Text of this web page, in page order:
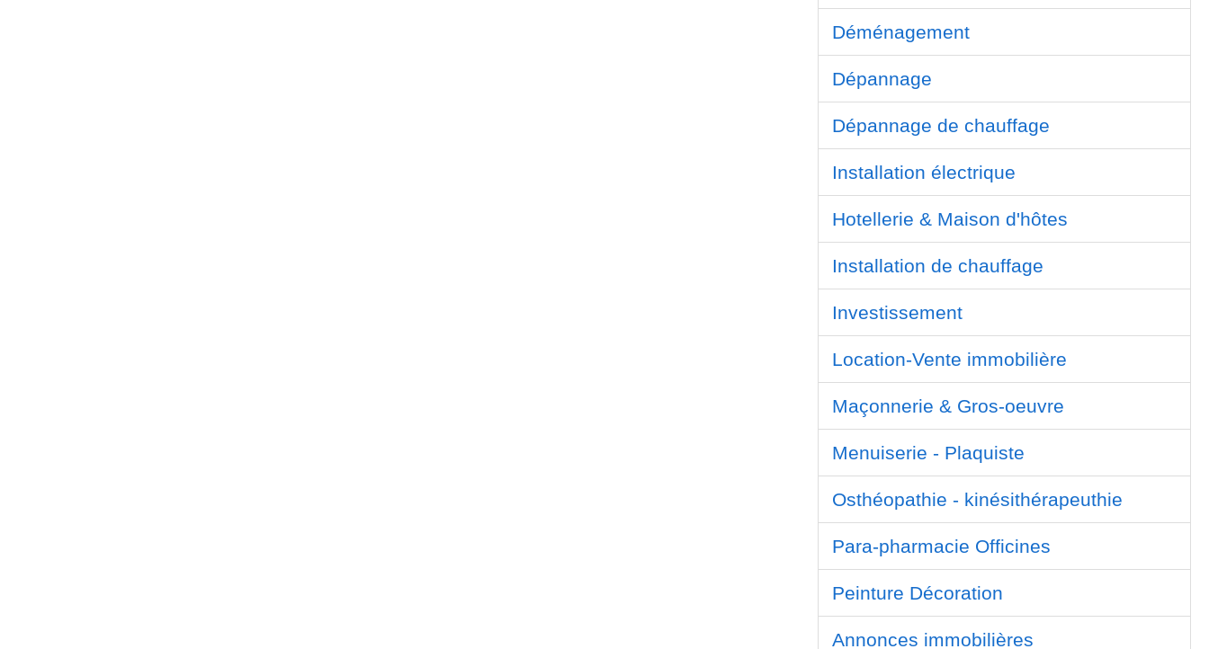
Déménagement
Dépannage
Dépannage de chauffage
Installation électrique
Hotellerie & Maison d'hôtes
Installation de chauffage
Investissement
Location-Vente immobilière
Maçonnerie & Gros-oeuvre
Menuiserie - Plaquiste
Osthéopathie - kinésithérapeuthie
Para-pharmacie Officines
Peinture Décoration
Annonces immobilières